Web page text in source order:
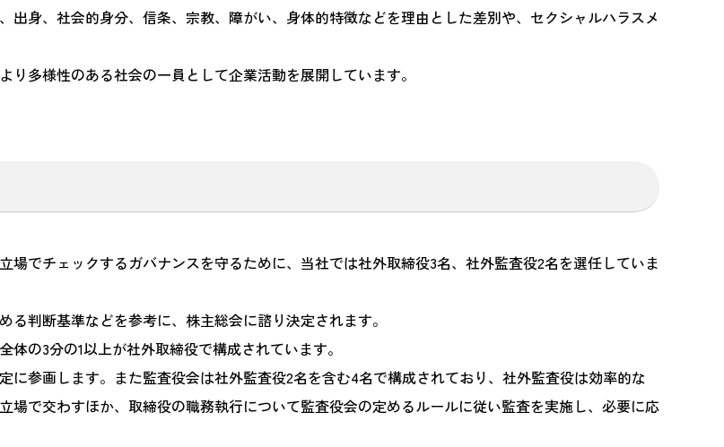
身、社会的身分、信条、宗教、障がい、身体的特徴などを理由とした差別や、セクシャルハラスメ
多様性のある社会の一員として企業活動を展開しています。
でチェックするガバナンスを守るために、当社では社外取締役3名、社外監査役2名を選任していま
判断基準などを参考に、株主総会に諮り決定されます。
の3分の1以上が社外取締役で構成されています。
参画します。また監査役会は社外監査役2名を含む4名で構成されており、社外監査役は効率的な
で交わすほか、取締役の職務執行について監査役会の定めるルールに従い監査を実施し、必要に応